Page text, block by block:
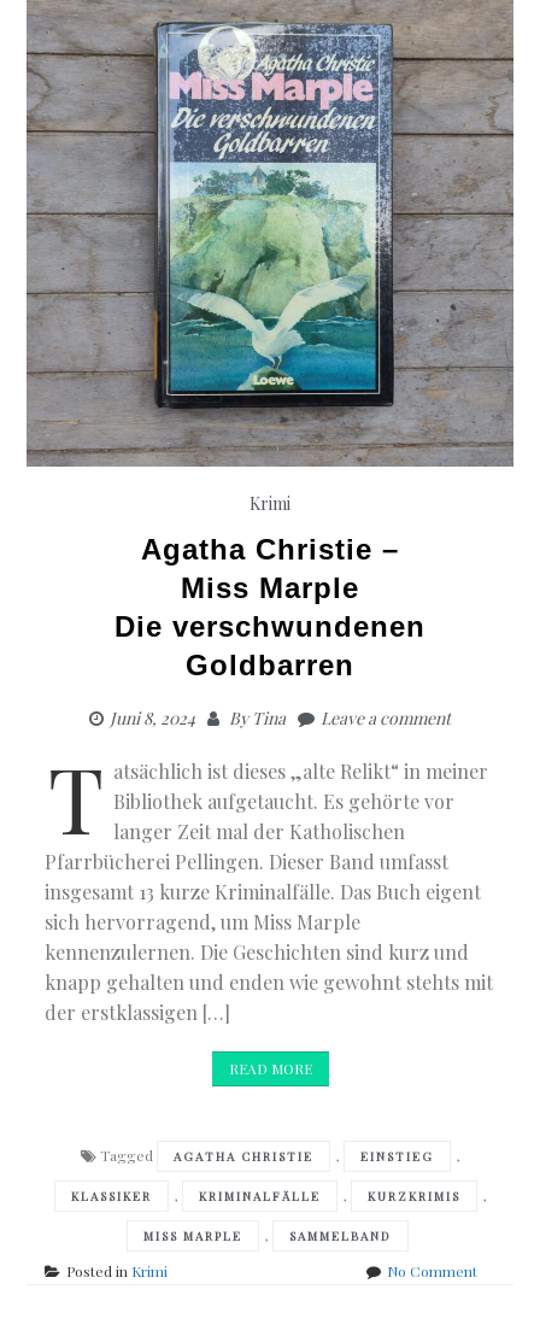
indische
Natter
Krimi
Agatha Christie –
Miss Marple
Die verschwundenen
Goldbarren
Juni 8, 2024 ByTina Leave a comment
T atsächlich ist dieses „alte Relikt“ in meiner
Bibliothek aufgetaucht. Es gehörte vor
langer Zeit mal der Katholischen
Pfarrbücherei Pellingen. Dieser Band umfasst
insgesamt 13 kurze Kriminalfälle. Das Buch eigent
sich hervorragend, um Miss Marple
kennenzulernen. Die Geschichten sind kurz und
knapp gehalten und enden wie gewohnt stehts mit
der erstklassigen […]
READ MORE
Tagged AGATHA CHRISTIE , EINSTIEG ,
KLASSIKER , KRIMINALFÄLLE , KURZKRIMIS ,
MISS MARPLE , SAMMELBAND
Posted in Krimi No Commenton